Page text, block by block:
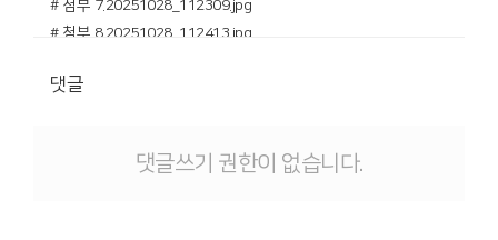
# 첨부 7.20251028_112309.jpg
# 첨부 8.20251028_112413.jpg
# 첨부 10.20251028_113100.jpg
# 첨부 13.20251028_113859.jpg
댓글
댓글쓰기 권한이 없습니다.